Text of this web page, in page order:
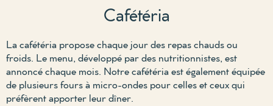
Cafétéria
La cafétéria propose chaque jour des repas chauds ou
froids. Le menu, développé par des nutritionnistes, est
annoncé chaque mois. Notre cafétéria est également équipée
de plusieurs fours à micro-ondes pour celles et ceux qui
préfèrent apporter leur dîner.